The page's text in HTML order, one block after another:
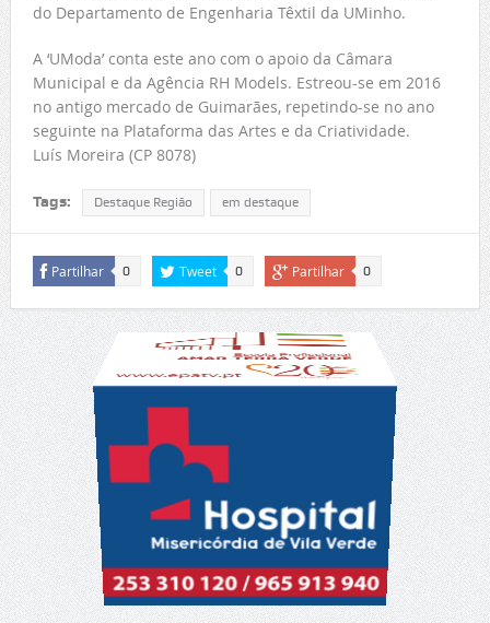
do Departamento de Engenharia Têxtil da UMinho.
A ‘UModa’ conta este ano com o apoio da Câmara
Municipal e da Agência RH Models. Estreou-se em 2016
no antigo mercado de Guimarães, repetindo-se no ano
seguinte na Plataforma das Artes e da Criatividade.
Luís Moreira (CP 8078)
Tags: Destaque Região em destaque
Partilhar 0 Tweet 0 Partilhar 0